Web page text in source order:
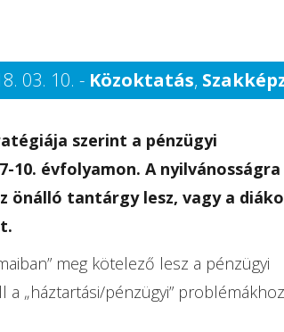
03. 10. - Közoktatás,
szerint a pénzügyi
évfolyamon. A nyilvánosságra
önálló tantárgy lesz, vagy a
meg kötelező lesz a pénzügyi
„háztartási/pénzügyi” problémákhoz